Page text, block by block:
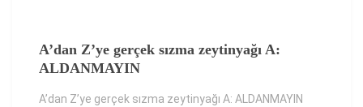
A’dan Z’ye gerçek sızma zeytinyağı A:
ALDANMAYIN
A’dan Z’ye gerçek sızma zeytinyağı A: ALDANMAYIN